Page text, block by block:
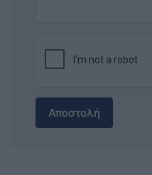
Αποστολή